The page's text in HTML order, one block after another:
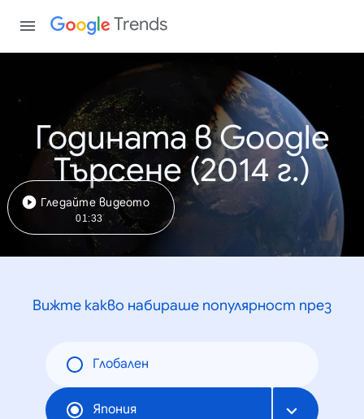
Trends
Годината в Google
Търсене (2014 г.)
Гледайте видеото
01:33
Вижте какво набираше популярност през
Глобален
Япония